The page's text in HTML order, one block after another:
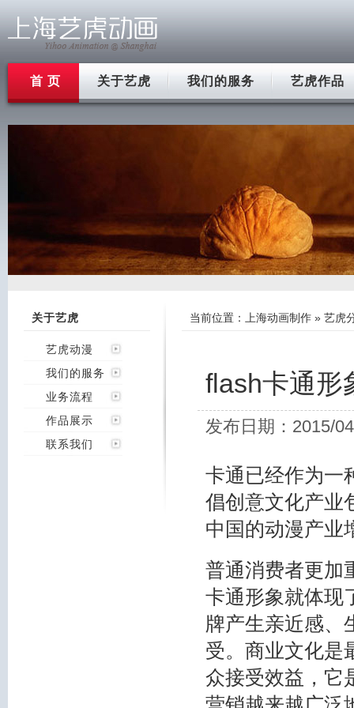
首 页 关于艺虎 我们的服务 艺虎作品
关于艺虎
艺虎动漫
我们的服务
业务流程
作品展示
联系我们
当前位置： 上海动画制作 » 艺虎
flash卡通形
发布日期：2015/
卡通已经作为一
倡创意文化产业
中国的动漫产业
普通消费者更加
卡通形象就体现
牌产生亲近感、
受。商业文化是
众接受效益，它